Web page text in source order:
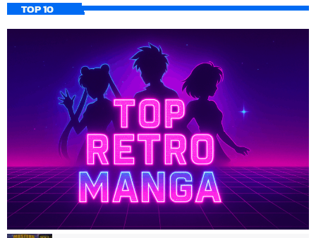
TOP 10